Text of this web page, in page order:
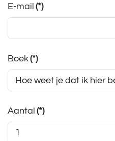
E-mail (*)
Boek(*)
Aantal (*)